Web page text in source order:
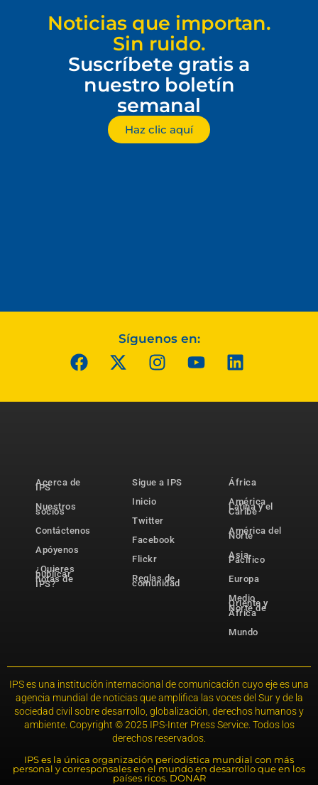
Noticias que importan.
Sin ruido.
Suscríbete gratis a
nuestro boletín
semanal
Haz clic aquí
Síguenos en:
Acerca de
IPS
Nuestros
socios
Contáctenos
Apóyenos
¿Quieres
publicar
notas de
IPS?
Sigue a IPS
Inicio
Twitter
Facebook
Flickr
Reglas de
comunidad
África
América
Latina y el
Caribe
América del
Norte
Asia-
Pacífico
Europa
Medio
Oriente y
Norte de
África
Mundo
IPS es una institución internacional de comunicación cuyo eje es una
agencia mundial de noticias que amplifica las voces del Sur y de la
sociedad civil sobre desarrollo, globalización, derechos humanos y
ambiente. Copyright © 2025 IPS-Inter Press Service. Todos los
derechos reservados.
IPS es la única organización periodística mundial con más
personal y corresponsales en el mundo en desarrollo que en los
países ricos. DONAR